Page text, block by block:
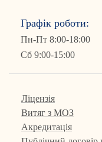
Графік роботи:
Пн-Пт 8:00-18:00
Сб 9:00-15:00
Ліцензія
Витяг з МОЗ
Акредитація